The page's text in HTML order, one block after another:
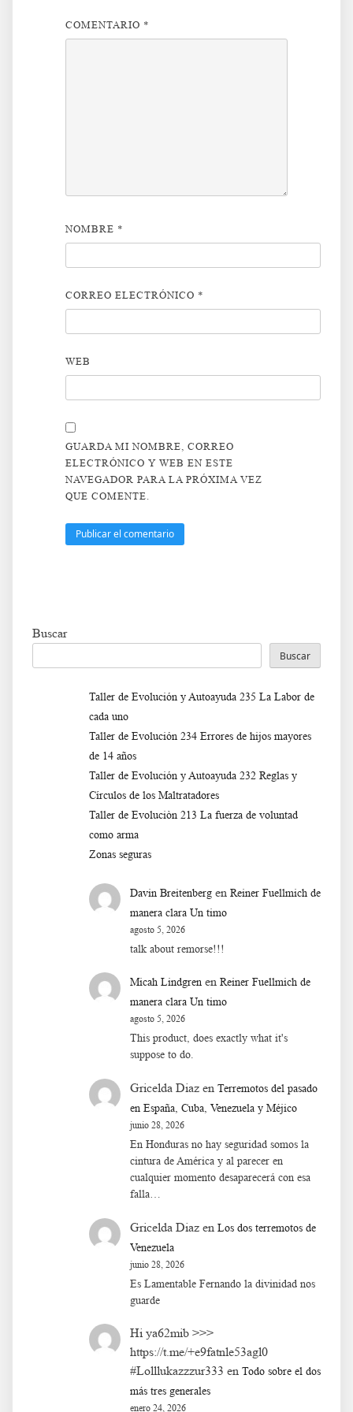
COMENTARIO *
NOMBRE *
CORREO ELECTRÓNICO *
WEB
GUARDA MI NOMBRE, CORREO
ELECTRÓNICO Y WEB EN ESTE
NAVEGADOR PARA LA PRÓXIMA VEZ
QUE COMENTE.
Buscar
Buscar
Taller de Evolución y Autoayuda 235 La Labor de
cada uno
Taller de Evolución 234 Errores de hijos mayores
de 14 años
Taller de Evolución y Autoayuda 232 Reglas y
Círculos de los Maltratadores
Taller de Evoluciòn 213 La fuerza de voluntad
como arma
Zonas seguras
Davin Breitenberg en Reiner Fuellmich de
manera clara Un timo
agosto 5, 2026
talk about remorse!!!
Micah Lindgren en Reiner Fuellmich de
manera clara Un timo
agosto 5, 2026
This product, does exactly what it's
suppose to do.
Gricelda Diaz en Terremotos del pasado
en España, Cuba, Venezuela y Méjico
junio 28, 2026
En Honduras no hay seguridad somos la
cintura de América y al parecer en
cualquier momento desaparecerá con esa
falla…
Gricelda Diaz en Los dos terremotos de
Venezuela
junio 28, 2026
Es Lamentable Fernando la divinidad nos
guarde
Hi ya62mib >>>
https://t.me/+e9fatnle53agl0
#Lolllukazzzur333 en Todo sobre el dos
más tres generales
enero 24, 2026